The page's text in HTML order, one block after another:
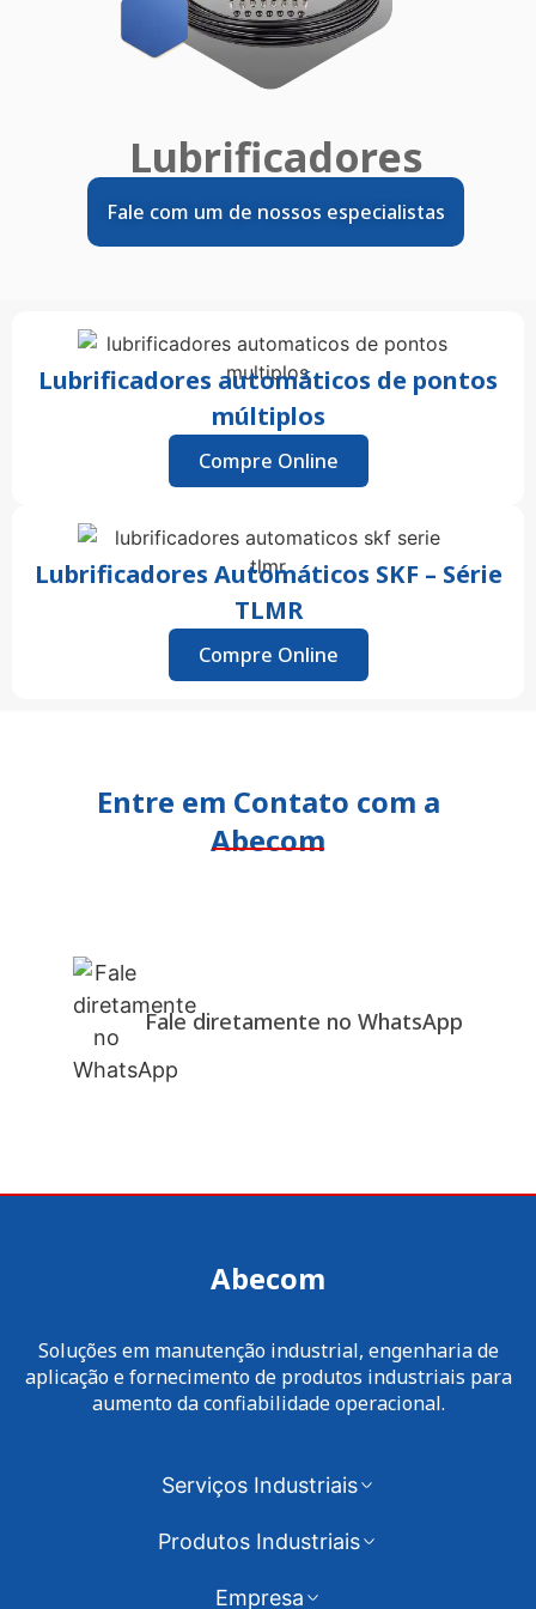
Lubrificadores
Fale com um de nossos especialistas
Lubrificadores automáticos de pontos
múltiplos
Compre Online
Lubrificadores Automáticos SKF – Série
TLMR
Compre Online
Entre em Contato com a
Abecom
Fale diretamente no WhatsApp
Abecom
Soluções em manutenção industrial, engenharia de
aplicação e fornecimento de produtos industriais para
aumento da confiabilidade operacional.
Serviços Industriais
Produtos Industriais
Empresa